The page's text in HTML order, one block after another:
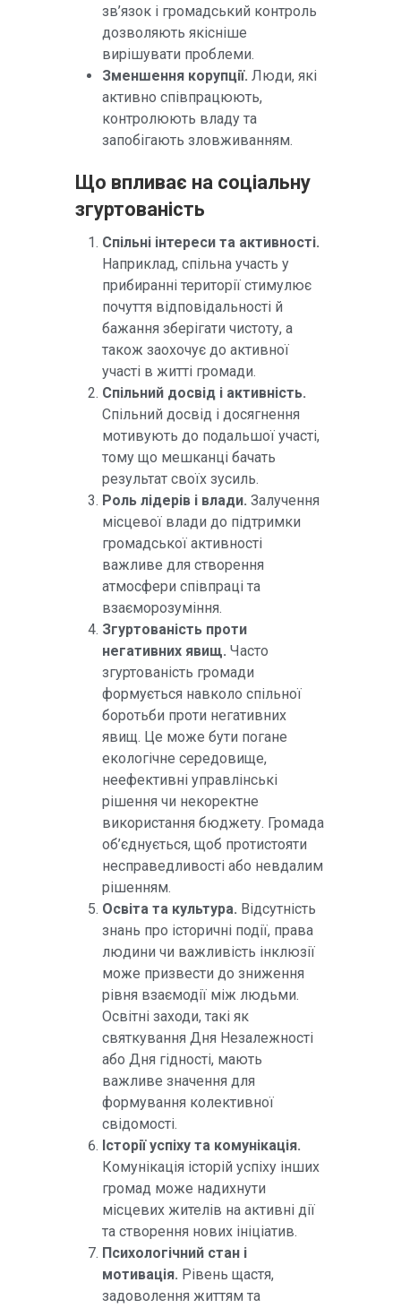
зв’язок і громадський контроль
дозволяють якісніше
вирішувати проблеми.
Зменшення корупції. Люди, які
активно співпрацюють,
контролюють владу та
запобігають зловживанням.
Що впливає на соціальну
згуртованість
Спільні інтереси та активності.
Наприклад, спільна участь у
прибиранні території стимулює
почуття відповідальності й
бажання зберігати чистоту, а
також заохочує до активної
участі в житті громади.
Спільний досвід і активність.
Спільний досвід і досягнення
мотивують до подальшої участі,
тому що мешканці бачать
результат своїх зусиль.
Роль лідерів і влади. Залучення
місцевої влади до підтримки
громадської активності
важливе для створення
атмосфери співпраці та
взаєморозуміння.
Згуртованість проти
негативних явищ. Часто
згуртованість громади
формується навколо спільної
боротьби проти негативних
явищ. Це може бути погане
екологічне середовище,
неефективні управлінські
рішення чи некоректне
використання бюджету. Громада
об’єднується, щоб протистояти
несправедливості або невдалим
рішенням.
Освіта та культура. Відсутність
знань про історичні події, права
людини чи важливість інклюзії
може призвести до зниження
рівня взаємодії між людьми.
Освітні заходи, такі як
святкування Дня Незалежності
або Дня гідності, мають
важливе значення для
формування колективної
свідомості.
Історії успіху та комунікація.
Комунікація історій успіху інших
громад може надихнути
місцевих жителів на активні дії
та створення нових ініціатив.
Психологічний стан і
мотивація. Рівень щастя,
задоволення життям та